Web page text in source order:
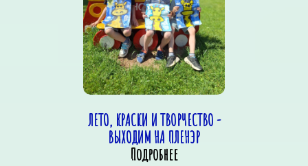
ЛЕТО, КРАСКИ И ТВОРЧЕСТВО -
ВЫХОДИМ НА ПЛЕНЭР
Подробнее